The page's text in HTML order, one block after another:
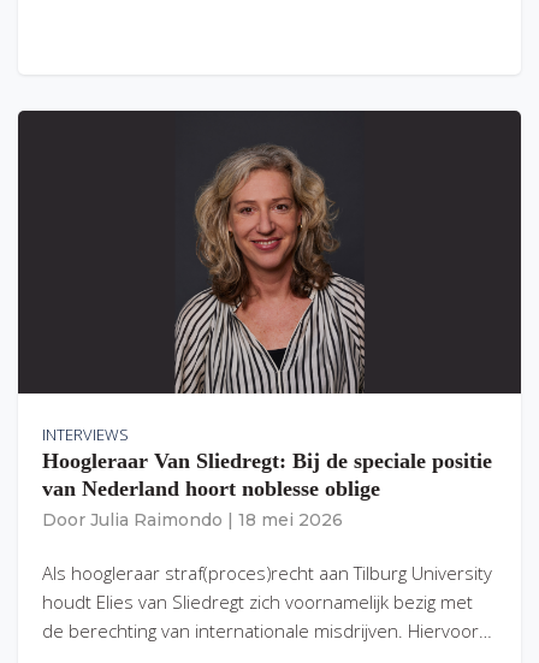
INTERVIEWS
Hoogleraar Van Sliedregt: Bij de speciale positie
van Nederland hoort noblesse oblige
Door Julia Raimondo 18 mei 2026
Als hoogleraar straf(proces)recht aan Tilburg University
houdt Elies van Sliedregt zich voornamelijk bezig met
de berechting van internationale misdrijven. Hiervoor…